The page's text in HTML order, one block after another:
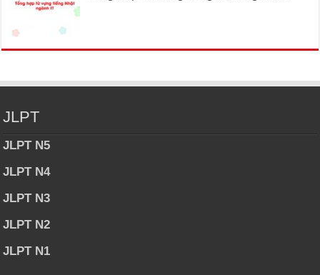
JLPT
JLPT N5
JLPT N4
JLPT N3
JLPT N2
JLPT N1